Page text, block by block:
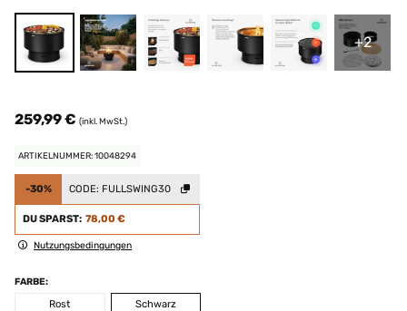
+2
259,99 € (inkl. MwSt.)
ARTIKELNUMMER: 10048294
-30% CODE: FULLSWING30
DU SPARST: 78,00 €
Nutzungsbedingungen
FARBE:
Rost
Schwarz